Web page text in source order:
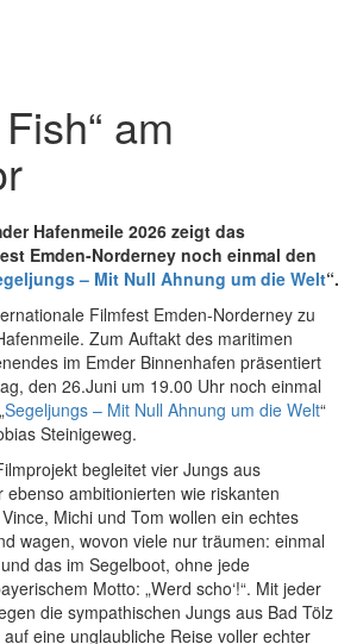
am
Hafenmeile 2026 zeigt das
Emden-Norderney noch einmal den
– Mit Null Ahnung um die Welt“.
Filmfest Emden-Norderney zu
Zum Auftakt des maritimen
im Emder Binnenhafen präsentiert
den 26.Juni um 19.00 Uhr noch einmal
Segeljungs – Mit Null Ahnung um die Welt“
Steinigeweg.
begleitet vier Jungs aus
ambitionierten wie riskanten
Michi und Tom wollen ein echtes
wagen, wovon viele nur träumen: einmal
das im Segelboot, ohne jede
Motto: „Werd scho‘!“. Mit jeder
die sympathischen Jungs aus Bad Tölz
eine unglaubliche Reise voller echter